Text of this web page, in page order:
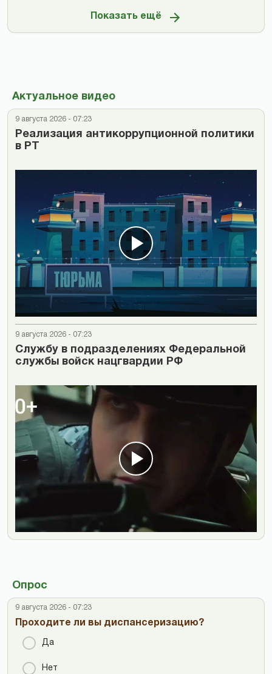
Показать ещё
Актуальное видео
9 августа 2026 - 07:23
Реализация антикоррупционной политики
в РТ
9 августа 2026 - 07:23
Cлужбу в подразделениях Федеральной
службы войск нацгвардии РФ
Опрос
9 августа 2026 - 07:23
Проходите ли вы диспансеризацию?
Да
Нет